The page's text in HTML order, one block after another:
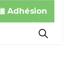
Adhésion